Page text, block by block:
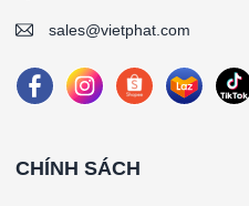
sales@vietphat.com
CHÍNH SÁCH